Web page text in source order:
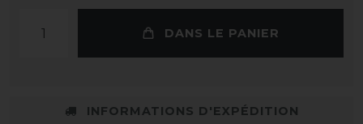
DANS LE PANIER
INFORMATIONS D'EXPÉDITION